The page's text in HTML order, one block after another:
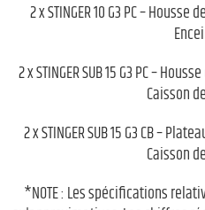
2 x STINGER 10 G3 PC –
2 x STINGER SUB 15 G3 PC –
Caisson
2 x STINGER SUB 15 G3 CB –
Caisson
*NOTE : Les spécifications